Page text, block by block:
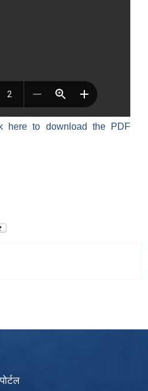
here to download the PDF